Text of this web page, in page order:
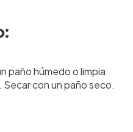
paño húmedo o limpia
Secar con un paño seco.